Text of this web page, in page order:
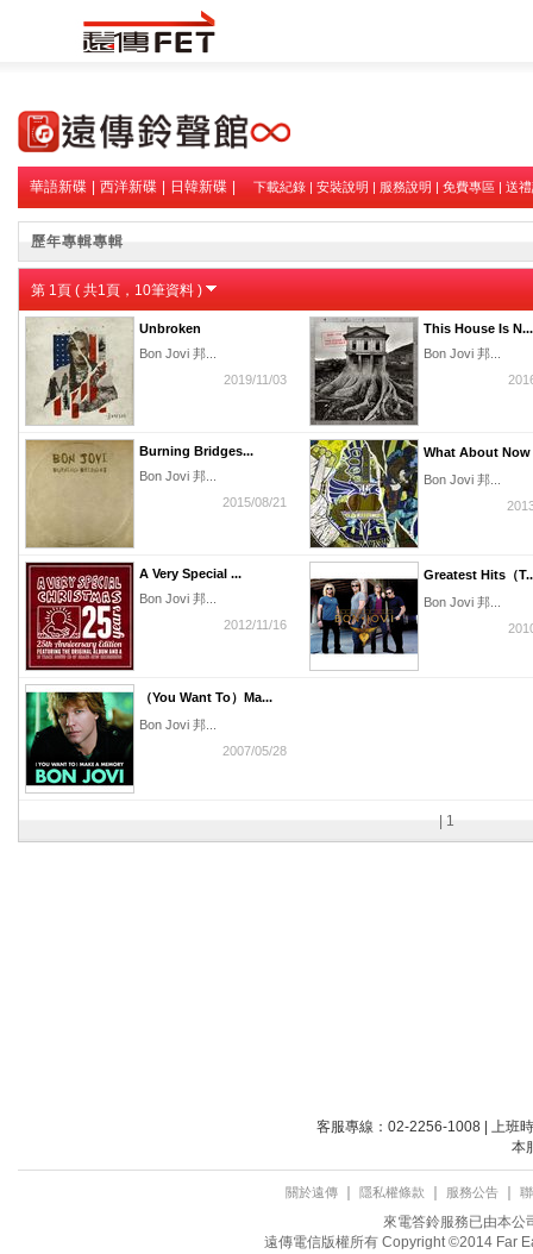
華語新碟 西洋新碟 日韓新碟 下載紀錄 | 安裝說明 | 服務說明 | 免費專區 | 送
歷年專輯專輯
第 1頁 ( 共1頁， 10筆資料 )
Unbroken
Bon Jovi 邦...
2019/11/03
This House Is N...
Bon Jovi 邦...
Burning Bridges...
Bon Jovi 邦...
2015/08/21
What About Now
Bon Jovi 邦...
A Very Special ...
Bon Jovi 邦...
2012/11/16
Greatest Hits（
Bon Jovi 邦...
（You Want To）Ma...
Bon Jovi 邦...
2007/05/28
1
客服專線：02-2256-1008 | 上班
本
關於遠傳｜ 隱私權條款 服務公告｜
來電答鈴服務已由本公
遠傳電信版權所有 Copyright ©2014 Far